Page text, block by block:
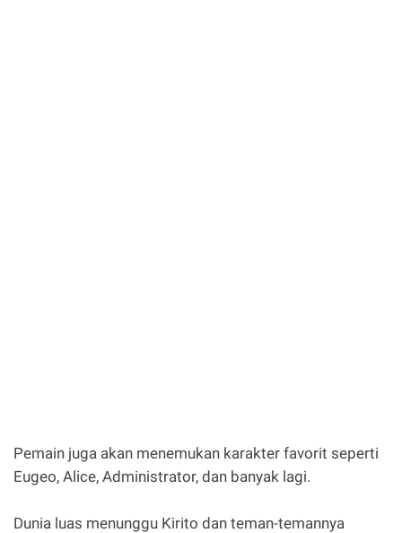
Pemain juga akan menemukan karakter favorit seperti
Eugeo, Alice, Administrator, dan banyak lagi.
Dunia luas menunggu Kirito dan teman-temannya